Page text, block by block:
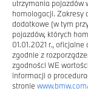
utrzymania pojazdów
homologacji. Zakresy
dodatkowe (w tym
pojazdów, których
01.01.2021 r.,
zgodnie z
zgodności WE
informacji o
stronie